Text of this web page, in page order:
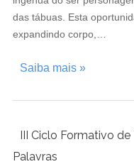
das tábuas. Esta
expandindo corpo,…
Saiba mais »
III Ciclo Formativo
Palavras